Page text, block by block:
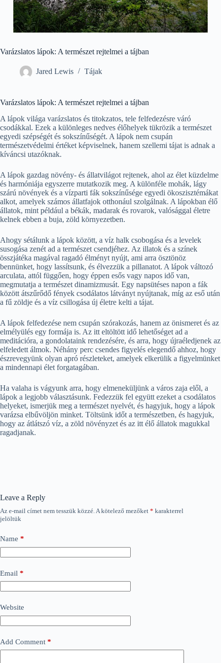
Varázslatos lápok: A természet rejtelmei a tájban
Jared Lewis Tájak
Varázslatos lápok: A természet rejtelmei a tájban
A lápok világa varázslatos és titokzatos, tele felfedezésre váró
csodákkal. Ezek a különleges nedves élőhelyek tükrözik a természet
egyedi szépségét és sokszínűségét. A lápok nem csupán
természetvédelmi értéket képviselnek, hanem szellemi tájat is adnak a
kíváncsi utazóknak.
A lápok gazdag növény- és állatvilágot rejtenek, ahol az élet küzdelme
és harmóniája egyszerre mutatkozik meg. A különféle mohák, lágy
szárú növények és a vízparti fák sokszínűsége egyedi ökoszisztémákat
alkot, amelyek számos állatfajok otthonául szolgálnak. A lápokban élő
állatok, mint például a békák, madarak és rovarok, valósággal életre
kelnek ebben a buja, zöld környezetben.
Ahogy sétálunk a lápok között, a víz halk csobogása és a levelek
susogása zenét ad a természet csendjéhez. Az illatok és a színek
összjátéka magával ragadó élményt nyújt, ami arra ösztönöz
bennünket, hogy lassítsunk, és élvezzük a pillanatot. A lápok változó
arculata, attól függően, hogy éppen esős vagy napos idő van,
megmutatja a természet dinamizmusát. Egy napsütéses napon a fák
között átszűrődő fények csodálatos látványt nyújtanak, míg az eső után
a fű zöldje és a víz csillogása új életre kelti a tájat.
A lápok felfedezése nem csupán szórakozás, hanem az önismeret és az
elmélyülés egy formája is. Az itt eltöltött idő lehetőséget ad a
meditációra, a gondolataink rendezésére, és arra, hogy újraéledjenek az
elfeledett álmok. Néhány perc csendes figyelés elegendő ahhoz, hogy
észrevegyünk olyan apró részleteket, amelyek elkerülik a figyelmünket
a mindennapi élet forgatagában.
Ha valaha is vágyunk arra, hogy elmeneküljünk a város zaja elől, a
lápok a legjobb választásunk. Fedezzük fel együtt ezeket a csodálatos
helyeket, ismerjük meg a természet nyelvét, és hagyjuk, hogy a lápok
varázsa elbűvöljön minket. Töltsünk időt a természetben, és hagyjuk,
hogy az átlátszó víz, a zöld növényzet és az itt élő állatok magukkal
ragadjanak.
Leave a Reply
Az e-mail címet nem tesszük közzé.A kötelező mezőket * karakterrel
jelöltük
Name *
Email *
Website
Add Comment *